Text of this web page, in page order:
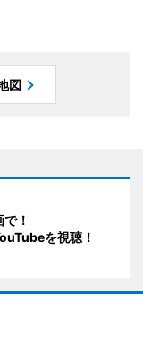
図
！
を視聴！